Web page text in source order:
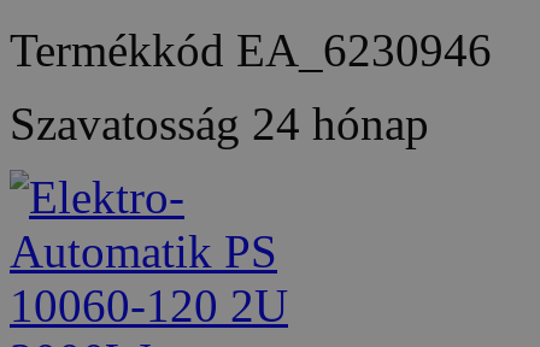
Termékkód EA_6230946
Szavatosság 24 hónap